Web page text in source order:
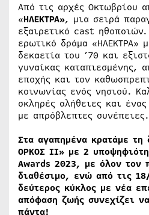
Από τις αρχές Οκτωβρίου
«ΗΛΕΚΤΡΑ», μια σειρά
εξαιρετικό cast
ερωτικό δράμα «ΗΛΕΚΤΡΑ»
δεκαετία του ’70 και
γυναίκας καταπιεσμένης,
εποχής και τον
κοινωνίας ενός νησιού.
σκληρές αλήθειες και
με απρόβλεπτες συνέπειες.
Στα αγαπημένα κρατάμε τη
ΟΡΚΟΣ II» με 2
Awards 2023, με όλον τον
διαθέσιμο, ενώ από τις
δεύτερος κύκλος με νέα
απόφαση ζωής συνεχίζει
πάντα!